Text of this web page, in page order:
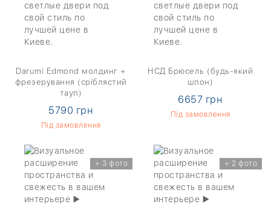
Darumi Edmond молдинг +
фрезерування (сріблястий
тауп)
5790 грн
Під замовлення
НСД Брюсель (будь-який
шпон)
6657 грн
Під замовлення
+ 3 фото + 2 фото